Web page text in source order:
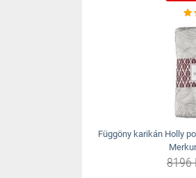
Függöny karikán Holly
8196